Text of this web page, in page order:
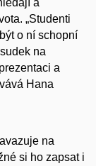
a
„Studenti
o ní schopní
na
a
Hana
na
si ho zapsat i